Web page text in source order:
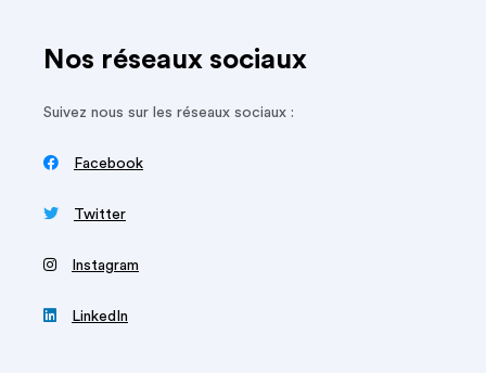
Nos réseaux sociaux
Suivez nous sur les réseaux sociaux :
 Facebook
 Twitter
‍ Instagram
 LinkedIn